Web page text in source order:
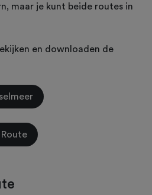
maar je kunt beide routes in
en downloaden de